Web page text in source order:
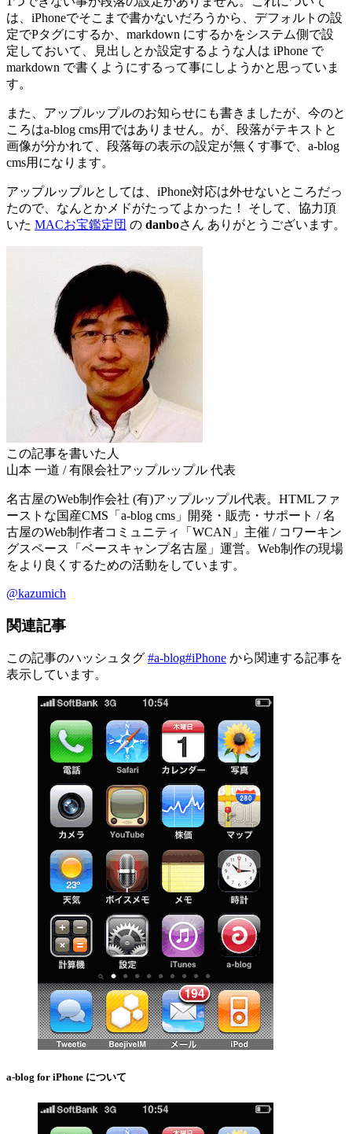
は、iPhoneでそこまで書かないだろうから、デフォルトの設
定でPタグにするか、markdown にするかをシステム側で設
定しておいて、見出しとか設定するような人は iPhone で
markdown で書くようにするって事にしようかと思っていま
す。
また、アップルップルのお知らせにも書きましたが、今のと
ころはa-blog cms用ではありません。が、段落がテキストと
画像が分かれて、段落毎の表示の設定が無くす事で、a-blog
cms用になります。
アップルップルとしては、iPhone対応は外せないところだっ
たので、なんとかメドがたってよかった！ そして、協力頂
いた MACお宝鑑定団 の danboさん ありがとうございます。
この記事を書いた人
山本 一道 / 有限会社アップルップル 代表
名古屋のWeb制作会社 (有)アップルップル代表。HTMLファ
ーストな国産CMS「a-blog cms」開発・販売・サポート / 名
古屋のWeb制作者コミュニティ「WCAN」主催 / コワーキン
グスペース「ベースキャンプ名古屋」運営。Web制作の現場
をより良くするための活動をしています。
@kazumich
関連記事
この記事のハッシュタグ #a-blog#iPhone から関連する記事を
表示しています。
a-blog for iPhone について